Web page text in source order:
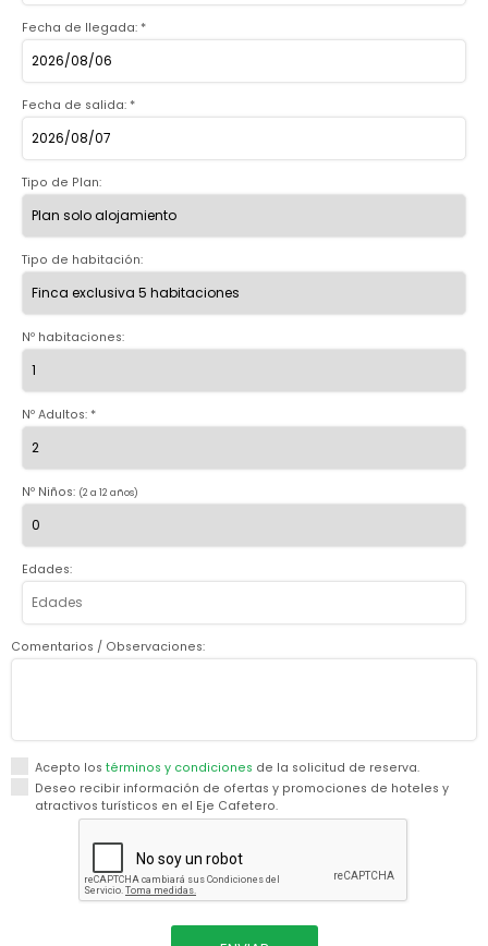
Fecha de llegada: *
Fecha de salida: *
Tipo de Plan:
Tipo de habitación:
Nº habitaciones:
Nº Adultos: *
Nº Niños: (2 a 12 años)
Edades:
Comentarios / Observaciones:
Acepto los términos y condiciones de la solicitud de reserva.
Deseo recibir información de ofertas y promociones de hoteles y
atractivos turísticos en el Eje Cafetero.